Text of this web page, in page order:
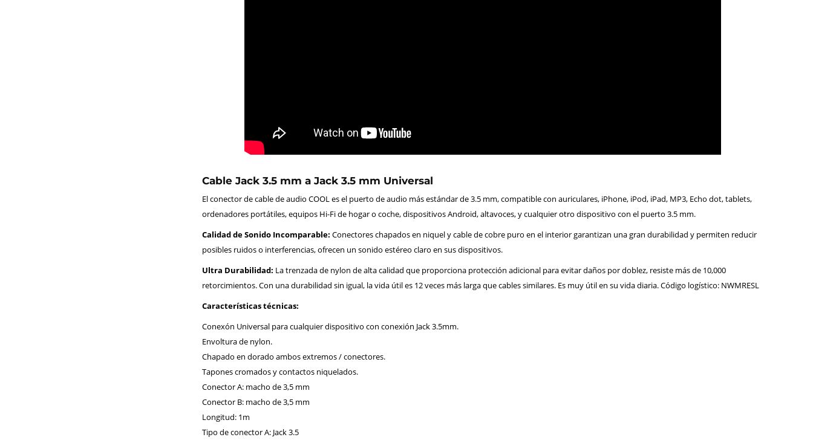
Cable Jack 3.5 mm a Jack 3.5 mm Universal
El conector de cable de audio COOL es el puerto de audio más estándar de 3.5 mm, compatible con auriculares, iPhone, iPod, iPad, MP3, Echo dot, tablets,
ordenadores portátiles, equipos Hi-Fi de hogar o coche, dispositivos Android, altavoces, y cualquier otro dispositivo con el puerto 3.5 mm.
Calidad de Sonido Incomparable: Conectores chapados en niquel y cable de cobre puro en el interior garantizan una gran durabilidad y permiten reducir
posibles ruidos o interferencias, ofrecen un sonido estéreo claro en sus dispositivos.
Ultra Durabilidad: La trenzada de nylon de alta calidad que proporciona protección adicional para evitar daños por doblez, resiste más de 10,000
retorcimientos. Con una durabilidad sin igual, la vida útil es 12 veces más larga que cables similares. Es muy útil en su vida diaria. Código logístico: NWMRESL
Características técnicas:
Conexón Universal para cualquier dispositivo con conexión Jack 3.5mm.
Envoltura de nylon.
Chapado en dorado ambos extremos / conectores.
Tapones cromados y contactos niquelados.
Conector A: macho de 3,5 mm
Conector B: macho de 3,5 mm
Longitud: 1m
Tipo de conector A: Jack 3.5